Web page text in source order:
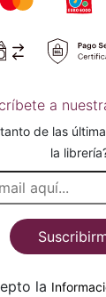
a
de las
la
He leido y acepto la